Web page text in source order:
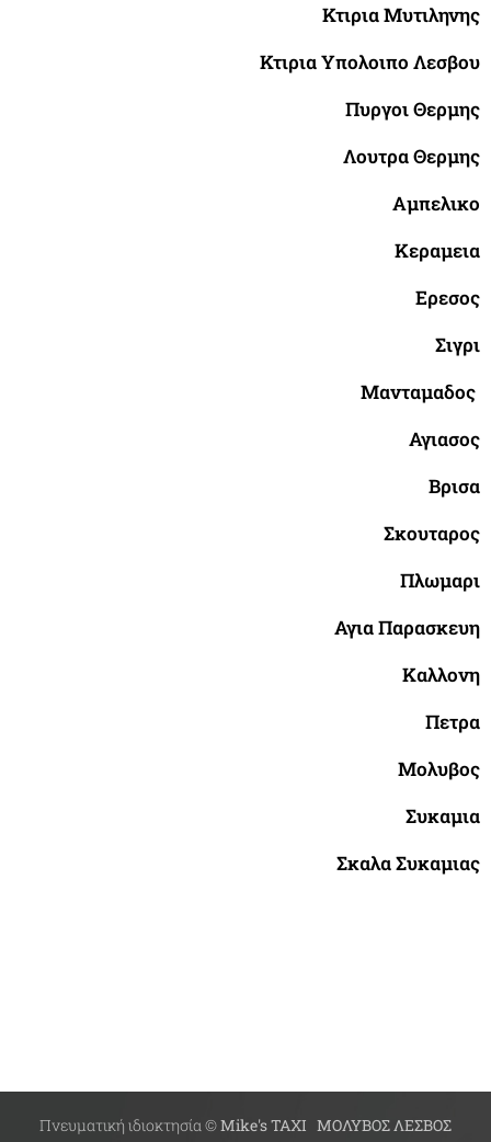
Κτιρια Μυτιληνης
Κτιρια Υπολοιπο Λεσβου
Πυργοι Θερμης
Λουτρα Θερμης
Αμπελικο
Κεραμεια
Ερεσος
Σιγρι
Μανταμαδος
Αγιασος
Βρισα
Σκουταρος
Πλωμαρι
Αγια Παρασκευη
Καλλονη
Πετρα
Μολυβος
Συκαμια
Σκαλα Συκαμιας
Πνευματική ιδιοκτησία ©Mike's TAXI ΜΟΛΥΒΟΣ ΛΕΣΒΟΣ